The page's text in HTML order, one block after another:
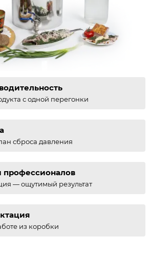
с одной перегонки
сброса давления
профессионалов
— ощутимый результат
из коробки